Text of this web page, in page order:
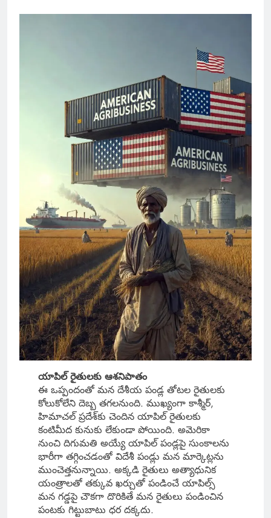
యాపిల్ రైతులకు ఆశనిపాతం
ఈ ఒప్పందంతో మన దేశీయ పండ్ల తోటల రైతులకు
కోలుకోలేని దెబ్బ తగలనుంది. ముఖ్యంగా కాశ్మీర్,
హిమాచల్ ప్రదేశ్‌కు చెందిన యాపిల్ రైతులకు
కంటిమీద కునుకు లేకుండా పోయింది. అమెరికా
నుంచి దిగుమతి అయ్యే యాపిల్ పండ్లపై సుంకాలను
భారీగా తగ్గించడంతో విదేశీ పండ్లు మన మార్కెట్లను
ముంచెత్తనున్నాయి. అక్కడి రైతులు అత్యాధునిక
యంత్రాలతో తక్కువ ఖర్చుతో పండించే యాపిల్స్
మన గడ్డపై చౌకగా దొరికితే మన రైతులు పండించిన
పంటకు గిట్టుబాటు ధర దక్కదు.